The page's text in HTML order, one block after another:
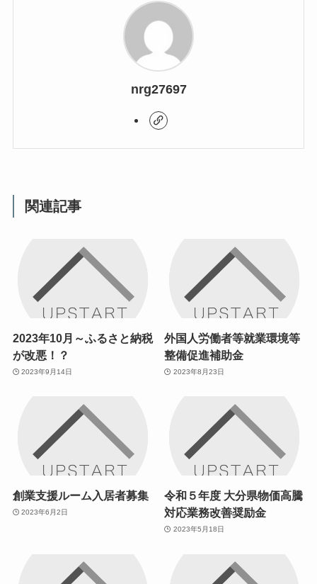
nrg27697
関連記事
2023年10月～ふるさと納税
が改悪！？
2023年9月14日
外国人労働者等就業環境等
整備促進補助金
2023年8月23日
創業支援ルーム入居者募集
2023年6月2日
令和５年度 大分県物価高騰
対応業務改善奨励金
2023年5月18日